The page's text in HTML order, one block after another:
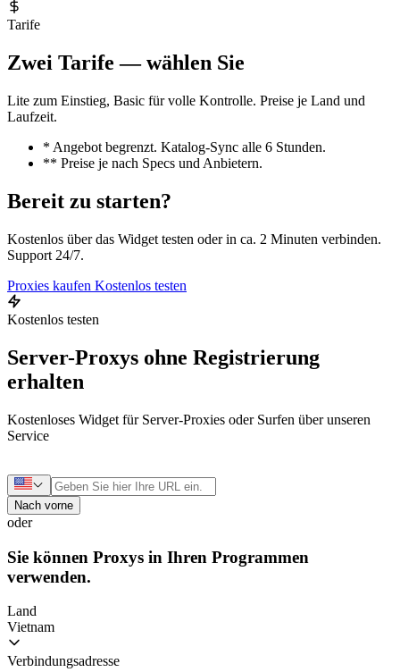
Tarife
Zwei Tarife — wählen Sie
Lite zum Einstieg, Basic für volle Kontrolle. Preise je Land und
Laufzeit.
* Angebot begrenzt. Katalog-Sync alle 6 Stunden.
** Preise je nach Specs und Anbietern.
Bereit zu starten?
Kostenlos über das Widget testen oder in ca. 2 Minuten verbinden.
Support 24/7.
Proxies kaufen Kostenlos testen
Kostenlos testen
Server-Proxys ohne Registrierung
erhalten
Kostenloses Widget für Server-Proxies oder Surfen über unseren
Service
Nach vorne
oder
Sie können Proxys in Ihren Programmen
verwenden.
Land
Vietnam
Verbindungsadresse